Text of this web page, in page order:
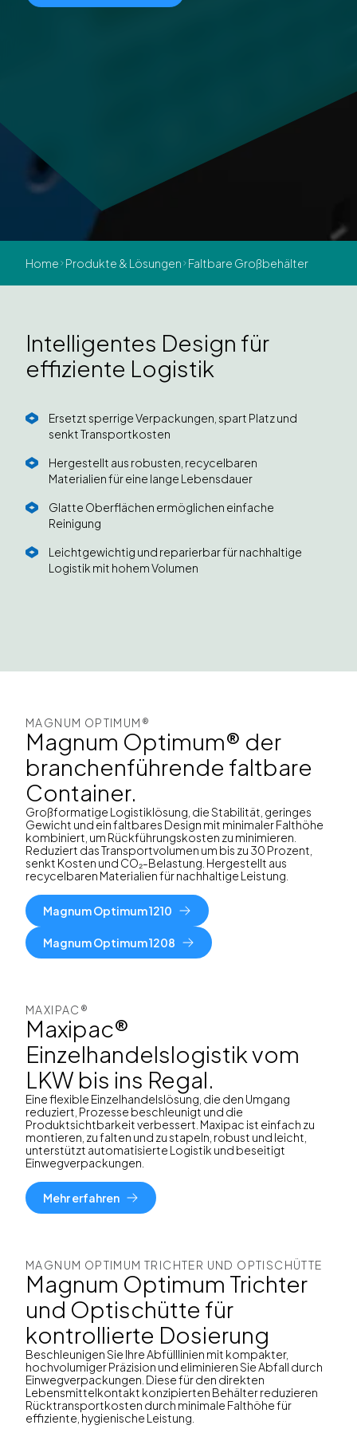
Home Produkte & Lösungen Faltbare Großbehälter
Intelligentes Design für
effiziente Logistik
Ersetzt sperrige Verpackungen, spart Platz und
senkt Transportkosten
Hergestellt aus robusten, recycelbaren
Materialien für eine lange Lebensdauer
Glatte Oberflächen ermöglichen einfache
Reinigung
Leichtgewichtig und reparierbar für nachhaltige
Logistik mit hohem Volumen
MAGNUM OPTIMUM®
Magnum Optimum® der
branchenführende faltbare
Container.
Großformatige Logistiklösung, die Stabilität, geringes
Gewicht und ein faltbares Design mit minimaler Falthöhe
kombiniert, um Rückführungskosten zu minimieren.
Reduziert das Transportvolumen um bis zu 30 Prozent,
senkt Kosten und CO₂-Belastung. Hergestellt aus
recycelbaren Materialien für nachhaltige Leistung.
Magnum Optimum 1210
Magnum Optimum 1208
MAXIPAC®
Maxipac®
Einzelhandelslogistik vom
LKW bis ins Regal.
Eine flexible Einzelhandelslösung, die den Umgang
reduziert, Prozesse beschleunigt und die
Produktsichtbarkeit verbessert. Maxipac ist einfach zu
montieren, zu falten und zu stapeln, robust und leicht,
unterstützt automatisierte Logistik und beseitigt
Einwegverpackungen.
Mehr erfahren
MAGNUM OPTIMUM TRICHTER UND OPTISCHÜTTE
Magnum Optimum Trichter
und Optischütte für
kontrollierte Dosierung
Beschleunigen Sie Ihre Abfülllinien mit kompakter,
hochvolumiger Präzision und eliminieren Sie Abfall durch
Einwegverpackungen. Diese für den direkten
Lebensmittelkontakt konzipierten Behälter reduzieren
Rücktransportkosten durch minimale Falthöhe für
effiziente, hygienische Leistung.